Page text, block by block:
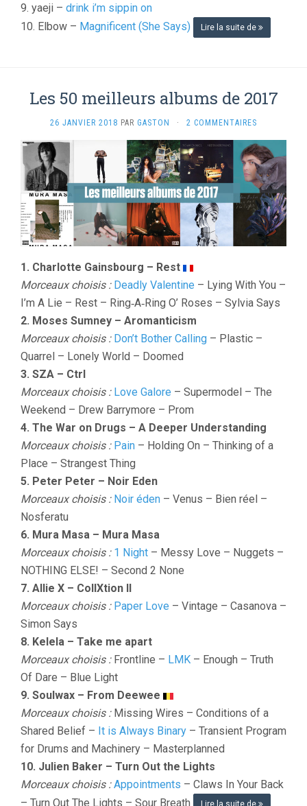
9. yaeji – drink i’m sippin on
10. Elbow – Magnificent (She Says) Lire la suite de
Les 50 meilleurs albums de 2017
26 JANVIER 2018 PAR GASTON · 2 COMMENTAIRES
1. Charlotte Gainsbourg – Rest
Morceaux choisis : Deadly Valentine – Lying With You –
I’m A Lie – Rest – Ring‐A‐Ring O’ Roses – Sylvia Says
2. Moses Sumney – Aromanticism
Morceaux choisis : Don’t Bother Calling – Plastic –
Quarrel – Lonely World – Doomed
3. SZA – Ctrl
Morceaux choisis : Love Galore – Supermodel – The
Weekend – Drew Barrymore – Prom
4. The War on Drugs – A Deeper Understanding
Morceaux choisis : Pain – Holding On – Thinking of a
Place – Strangest Thing
5. Peter Peter – Noir Eden
Morceaux choisis : Noir éden – Venus – Bien réel –
Nosferatu
6. Mura Masa – Mura Masa
Morceaux choisis : 1 Night – Messy Love – Nuggets –
NOTHING ELSE! – Second 2 None
7. Allie X – CollXtion II
Morceaux choisis : Paper Love – Vintage – Casanova –
Simon Says
8. Kelela – Take me apart
Morceaux choisis : Frontline – LMK – Enough – Truth
Of Dare – Blue Light
9. Soulwax – From Deewee
Morceaux choisis : Missing Wires – Conditions of a
Shared Belief – It is Always Binary – Transient Program
for Drums and Machinery – Masterplanned
10. Julien Baker – Turn Out the Lights
Morceaux choisis :Appointments – Claws In Your Back
– Turn Out The Lights – Sour Breath
Lire la suite de